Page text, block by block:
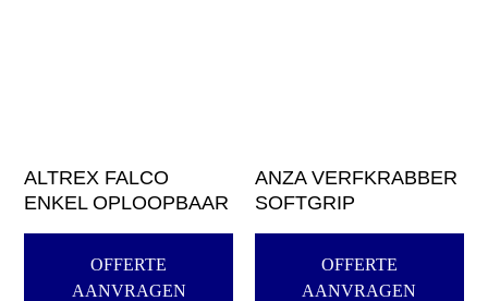
ALTREX FALCO
ENKEL OPLOOPBAAR
OFFERTE
AANVRAGEN
ANZA VERFKRABBER
SOFTGRIP
OFFERTE
AANVRAGEN